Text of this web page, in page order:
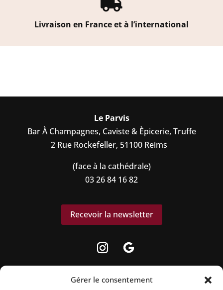
Gérer le consentement
Livraison en France et à l’international
Le Parvis
Bar À Champagnes, Caviste & Èpicerie, Truffe
2 Rue Rockefeller, 51100 Reims
(face à la cathédrale)
03 26 84 16 82
Recevoir la newsletter